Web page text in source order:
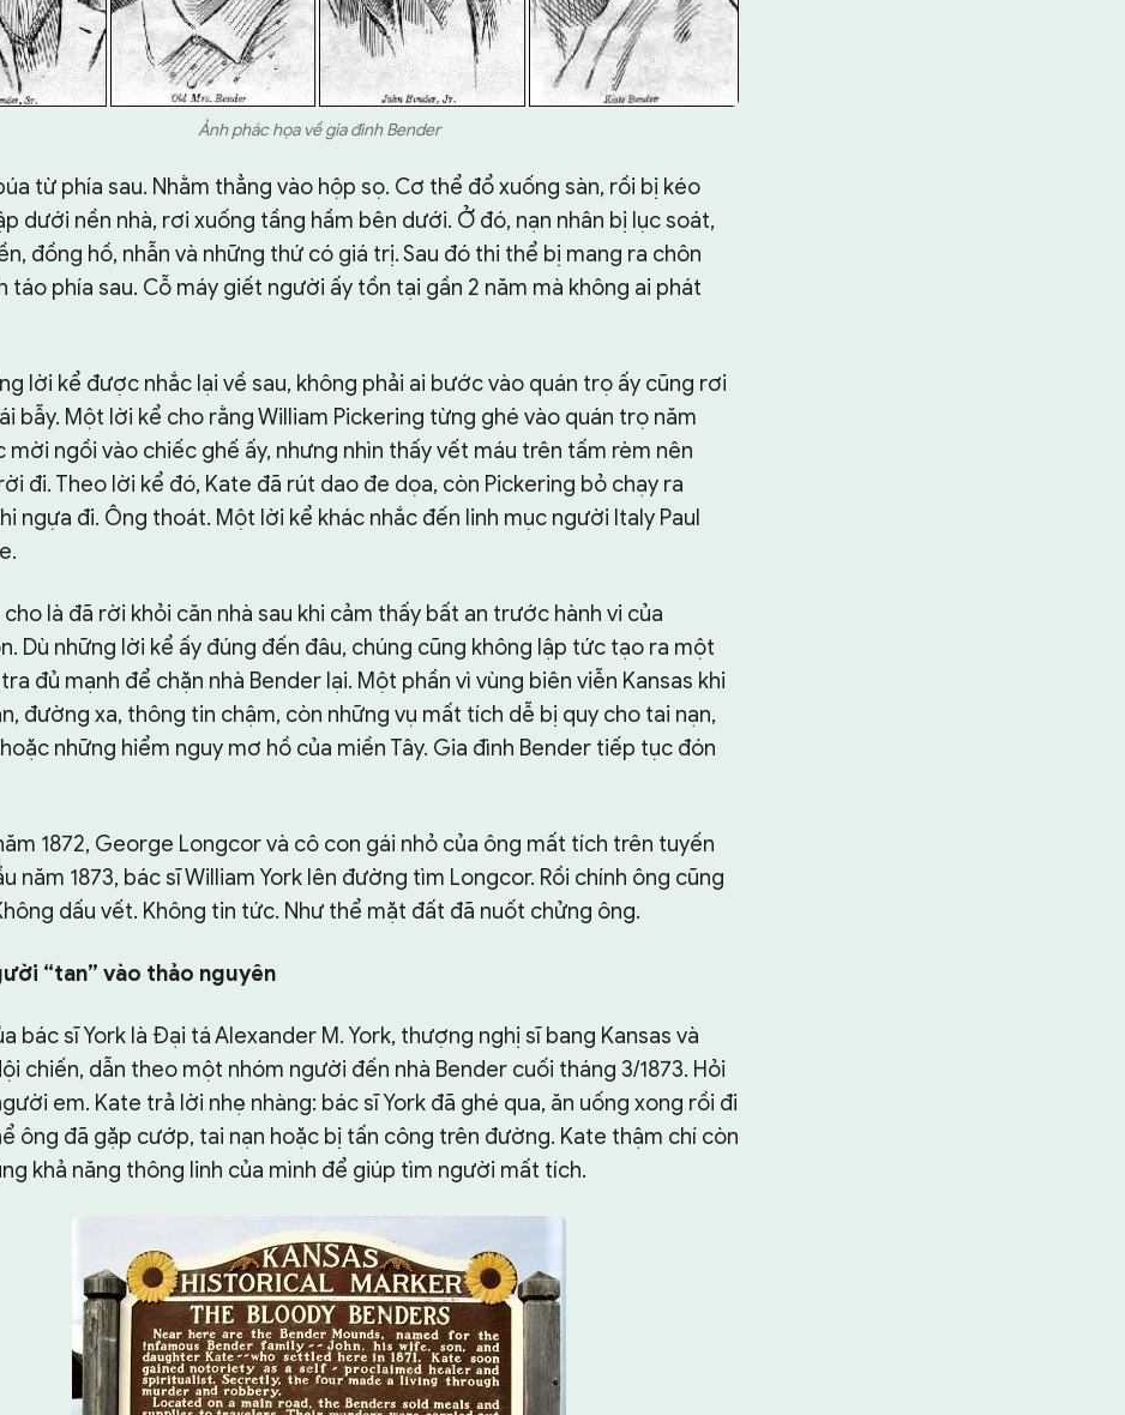
Ảnh phác họa về gia đình Bender
từ phía sau. Nhằm thẳng vào hộp sọ. Cơ thể đổ xuống sàn, rồi bị kéo
dưới nền nhà, rơi xuống tầng hầm bên dưới. Ở đó, nạn nhân bị lục soát,
đồng hồ, nhẫn và những thứ có giá trị. Sau đó thi thể bị mang ra chôn
táo phía sau. Cỗ máy giết người ấy tồn tại gần 2 năm mà không ai phát
lời kể được nhắc lại về sau, không phải ai bước vào quán trọ ấy cũng rơi
bẫy. Một lời kể cho rằng William Pickering từng ghé vào quán trọ năm
mời ngồi vào chiếc ghế ấy, nhưng nhìn thấy vết máu trên tấm rèm nên
đi. Theo lời kể đó, Kate đã rút dao đe dọa, còn Pickering bỏ chạy ra
ngựa đi. Ông thoát. Một lời kể khác nhắc đến linh mục người Italy Paul
là đã rời khỏi căn nhà sau khi cảm thấy bất an trước hành vi của
Dù những lời kể ấy đúng đến đâu, chúng cũng không lập tức tạo ra một
đủ mạnh để chặn nhà Bender lại. Một phần vì vùng biên viễn Kansas khi
đường xa, thông tin chậm, còn những vụ mất tích dễ bị quy cho tai nạn,
những hiểm nguy mơ hồ của miền Tây. Gia đình Bender tiếp tục đón
1872, George Longcor và cô con gái nhỏ của ông mất tích trên tuyến
năm 1873, bác sĩ William York lên đường tìm Longcor. Rồi chính ông cũng
dấu vết. Không tin tức. Như thể mặt đất đã nuốt chửng ông.
“tan” vào thảo nguyên
bác sĩ York là Đại tá Alexander M. York, thượng nghị sĩ bang Kansas và
chiến, dẫn theo một nhóm người đến nhà Bender cuối tháng 3/1873. Hỏi
em. Kate trả lời nhẹ nhàng: bác sĩ York đã ghé qua, ăn uống xong rồi đi
ông đã gặp cướp, tai nạn hoặc bị tấn công trên đường. Kate thậm chí còn
khả năng thông linh của mình để giúp tìm người mất tích.